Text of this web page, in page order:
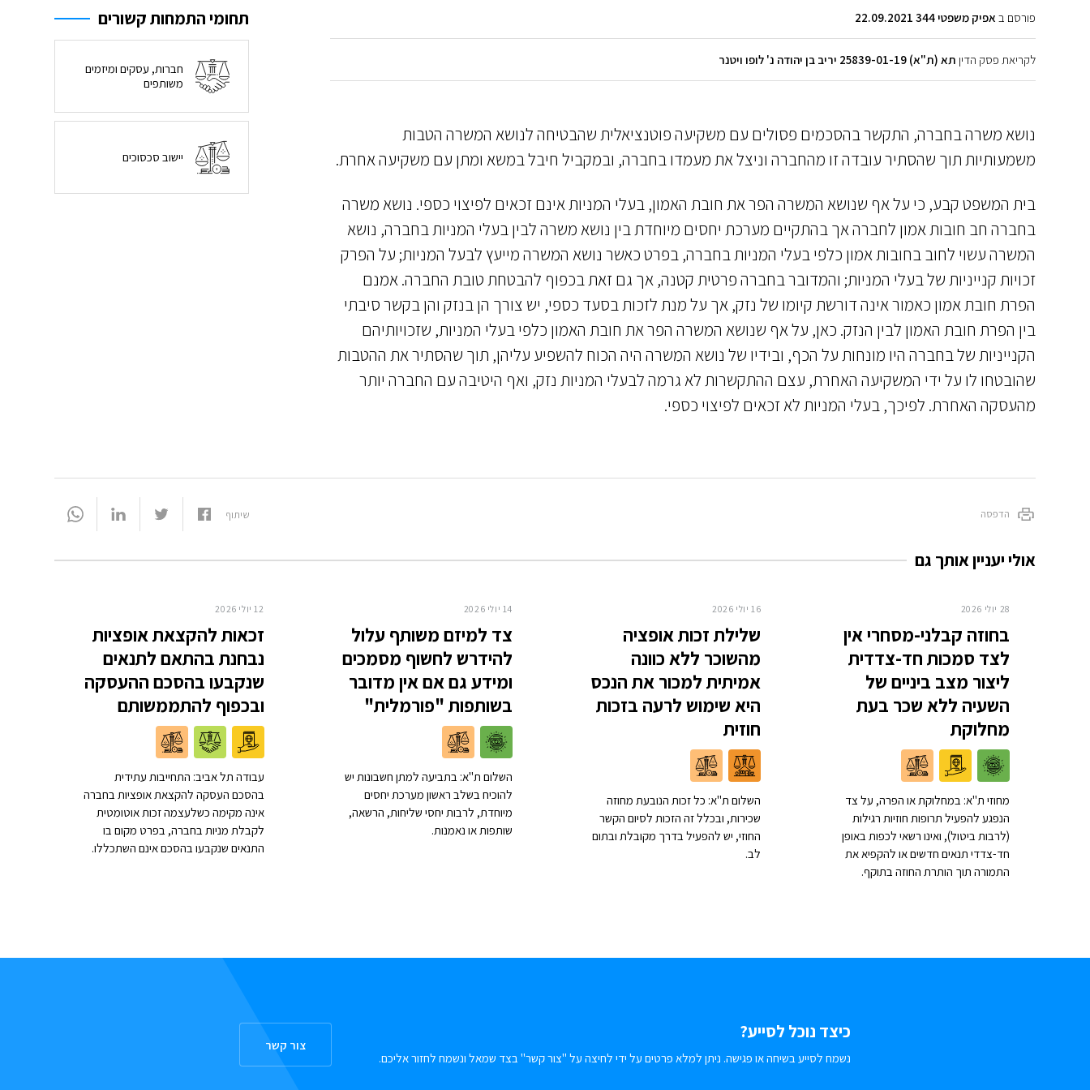
פורסם ב אפיק משפטי 344 22.09.2021
לקריאת פסק הדין תא (ת"א) 25839-01-19 יריב בן יהודה נ' לופו ויטנר
נושא משרה בחברה, התקשר בהסכמים פסולים עם משקיעה פוטנציאלית שהבטיחה לנושא המשרה הטבות
משמעותיות תוך שהסתיר עובדה זו מהחברה וניצל את מעמדו בחברה, ובמקביל חיבל במשא ומתן עם משקיעה אחרת.
בית המשפט קבע, כי על אף שנושא המשרה הפר את חובת האמון, בעלי המניות אינם זכאים לפיצוי כספי. נושא משרה
בחברה חב חובות אמון לחברה אך בהתקיים מערכת יחסים מיוחדת בין נושא משרה לבין בעלי המניות בחברה, נושא
המשרה עשוי לחוב בחובות אמון כלפי בעלי המניות בחברה, בפרט כאשר נושא המשרה מייעץ לבעל המניות; על הפרק
זכויות קנייניות של בעלי המניות; והמדובר בחברה פרטית קטנה, אך גם זאת בכפוף להבטחת טובת החברה. אמנם
הפרת חובת אמון כאמור אינה דורשת קיומו של נזק, אך על מנת לזכות בסעד כספי, יש צורך הן בנזק והן בקשר סיבתי
בין הפרת חובת האמון לבין הנזק. כאן, על אף שנושא המשרה הפר את חובת האמון כלפי בעלי המניות, שזכויותיהם
הקנייניות של בחברה היו מונחות על הכף, ובידיו של נושא המשרה היה הכוח להשפיע עליהן, תוך שהסתיר את ההטבות
שהובטחו לו על ידי המשקיעה האחרת, עצם ההתקשרות לא גרמה לבעלי המניות נזק, ואף היטיבה עם החברה יותר
מהעסקה האחרת. לפיכך, בעלי המניות לא זכאים לפיצוי כספי.
תחומי התמחות קשורים
חברות, עסקים ומיזמים
משותפים
יישוב סכסוכים
הדפסה שיתוף
אולי יעניין אותך גם
28 יולי 2026
בחוזה קבלני-מסחרי אין
לצד סמכות חד-צדדית
ליצור מצב ביניים של
השעיה ללא שכר בעת
מחלוקת
מחוזי ת"א: במחלוקת או הפרה, על צד
הנפגע להפעיל תרופות חוזיות רגילות
(לרבות ביטול), ואינו רשאי לכפות באופן
חד-צדדי תנאים חדשים או להקפיא את
התמורה תוך הותרת החוזה בתוקף.
16 יולי 2026
שלילת זכות אופציה
מהשוכר ללא כוונה
אמיתית למכור את הנכס
היא שימוש לרעה בזכות
חוזית
השלום ת"א: כל זכות הנובעת מחוזה
שכירות, ובכלל זה הזכות לסיום הקשר
החוזי, יש להפעיל בדרך מקובלת ובתום
לב.
14 יולי 2026
צד למיזם משותף עלול
להידרש לחשוף מסמכים
ומידע גם אם אין מדובר
בשותפות "פורמלית"
השלום ת"א: בתביעה למתן חשבונות יש
להוכיח בשלב ראשון מערכת יחסים
מיוחדת, לרבות יחסי שליחות, הרשאה,
שותפות או נאמנות.
12 יולי 2026
זכאות להקצאת אופציות
נבחנת בהתאם לתנאים
שנקבעו בהסכם ההעסקה
ובכפוף להתממשותם
עבודה תל אביב: התחייבות עתידית
בהסכם העסקה להקצאת אופציות בחברה
אינה מקימה כשלעצמה זכות אוטומטית
לקבלת מניות בחברה, בפרט מקום בו
התנאים שנקבעו בהסכם אינם השתכללו.
כיצד נוכל לסייע?
נשמח לסייע בשיחה או פגישה. ניתן למלא פרטים על ידי לחיצה על "צור קשר" בצד שמאל ונשמח לחזור אליכם.
צור קשר